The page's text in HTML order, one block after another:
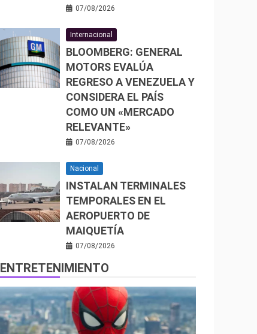
07/08/2026
Internacional
BLOOMBERG: GENERAL
MOTORS EVALÚA
REGRESO A VENEZUELA Y
CONSIDERA EL PAÍS
COMO UN «MERCADO
RELEVANTE»
07/08/2026
Nacional
INSTALAN TERMINALES
TEMPORALES EN EL
AEROPUERTO DE
MAIQUETÍA
07/08/2026
ENTRETENIMIENTO